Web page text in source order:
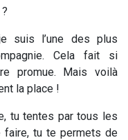
suis l’une des plus
Cela fait si
promue. Mais voilà
la place !
tu tentes par tous les
faire, tu te permets de